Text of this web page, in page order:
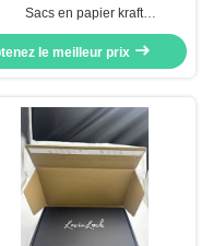
Sacs en papier kraft
et emballage
sans plastique
le meilleur prix